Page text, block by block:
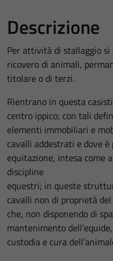
Descrizione
Per attività di stallaggio
ricovero di animali,
titolare o di terzi.
Rientrano in questa
centro ippico; con tali
elementi immobiliari e
cavalli addestrati e dove
equitazione, intesa come
discipline
equestri; in queste
cavalli non di proprietà
che, non disponendo di
mantenimento
custodia e cura